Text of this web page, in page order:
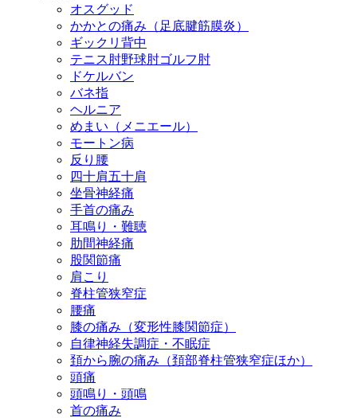
オスグッド
かかとの痛み（足底腱筋膜炎）
ギックリ背中
テニス肘野球肘ゴルフ肘
ドケルバン
バネ指
ヘルニア
めまい（メニエール）
モートン病
反り腰
四十肩五十肩
坐骨神経痛
手首の痛み
耳鳴り・難聴
肋間神経痛
股関節痛
肩こり
脊柱管狭窄症
腰痛
膝の痛み（変形性膝関節症）
自律神経失調症・不眠症
頚から腕の痛み（頚部脊柱管狭窄症ほか）
頭痛
頭鳴り・頭鳴
首の痛み